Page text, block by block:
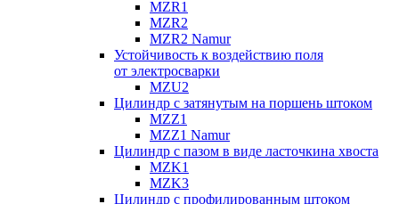
MZR1
MZR2
MZR2 Namur
Устойчивость к воздействию поля
от электросварки
MZU2
Цилиндр с затянутым на поршень штоком
MZZ1
MZZ1 Namur
Цилиндр с пазом в виде ласточкина хвоста
MZK1
MZK3
Цилиндр с профилированным штоком